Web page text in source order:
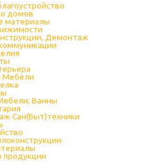
домов
материалы
Демонтаж
Мебели
Ванны
Сан(Быт)техники
продукции